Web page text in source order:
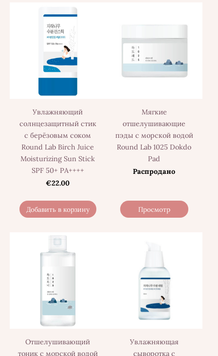
Увлажняющий
солнцезащитный стик
с берёзовым соком
Round Lab Birch Juice
Moisturizing Sun Stick
SPF 50+ PA++++
€22.00
Добавить в корзину
Мягкие
отшелушивающие
пэды с морской водой
Round Lab 1025 Dokdo
Pad
Распродано
Просмотр
Отшелушивающий
тоник с морской водой
Увлажняющая
сыворотка с